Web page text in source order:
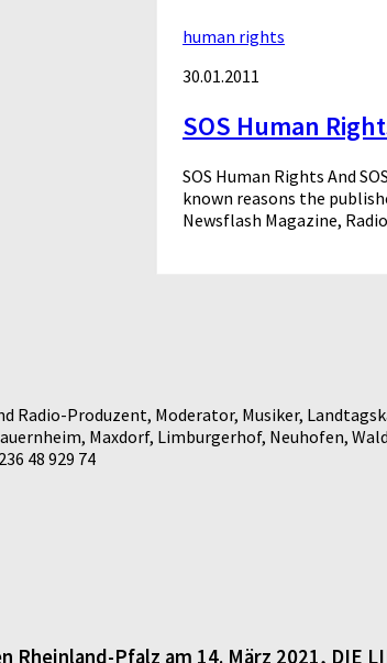
human rights
30.01.2011
SOS Human
SOS Human Rights And
known reasons the
Newsflash Magazine,
Radio-Produzent, Moderator, Musiker,
Maxdorf, Limburgerhof, Neuhofen,
48 929 74
Pfalz am 14. März 2021, DIE